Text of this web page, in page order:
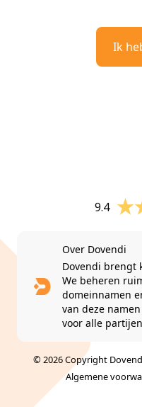
Ik
9.4
Over Dovendi
Dovendi brengt
We beheren
domeinnamen
van deze
voor alle
© 2026 Copyright
Algemene